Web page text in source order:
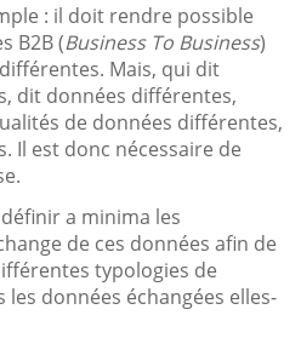
: il doit rendre possible
B2B (Business To Business)
Mais, qui dit
dit données différentes,
de données différentes,
Il est donc nécessaire de
a minima les
de ces données afin de
typologies de
données échangées elles-